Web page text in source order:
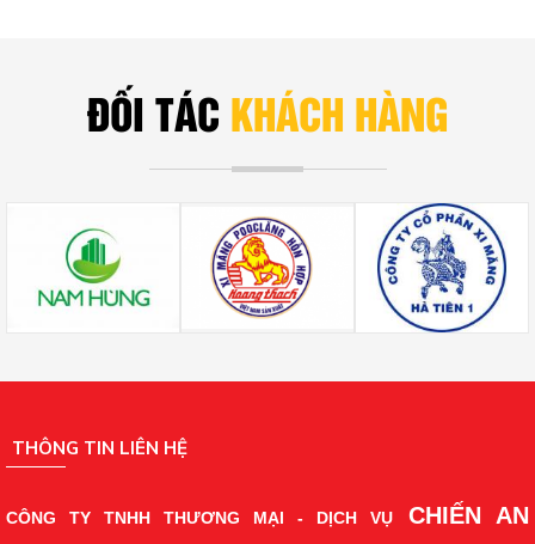
ĐỐI TÁC KHÁCH HÀNG
THÔNG TIN LIÊN HỆ
CÔNG TY TNHH THƯƠNG MẠI - DỊCH VỤ CHIẾN AN